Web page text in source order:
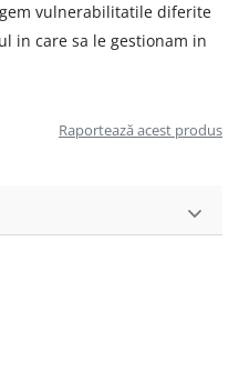
vulnerabilitatile diferite
in care sa le gestionam in
Raportează acest produs